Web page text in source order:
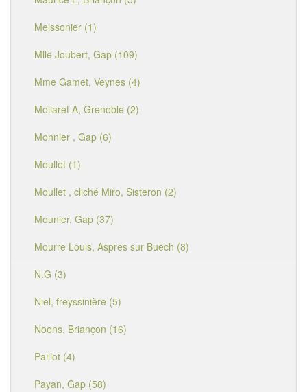
Meissonier (1)
Mlle Joubert, Gap (109)
Mme Gamet, Veynes (4)
Mollaret A, Grenoble (2)
Monnier , Gap (6)
Moullet (1)
Moullet , cliché Miro, Sisteron (2)
Mounier, Gap (37)
Mourre Louis, Aspres sur Buëch (8)
N.G (3)
Niel, freyssinière (5)
Noens, Briançon (16)
Paillot (4)
Payan, Gap (58)